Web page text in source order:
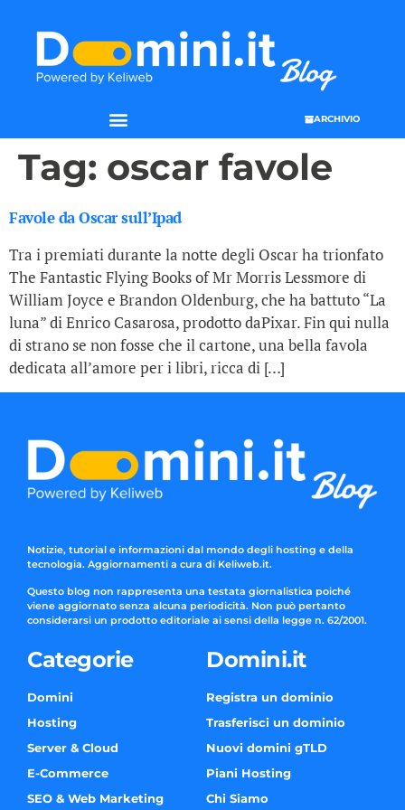
ARCHIVIO
Tag: oscar favole
Favole da Oscar sull’Ipad
Tra i premiati durante la notte degli Oscar ha trionfato
The Fantastic Flying Books of Mr Morris Lessmore di
William Joyce e Brandon Oldenburg, che ha battuto “La
luna” di Enrico Casarosa, prodotto daPixar. Fin qui nulla
di strano se non fosse che il cartone, una bella favola
dedicata all’amore per i libri, ricca di […]
Notizie, tutorial e informazioni dal mondo degli hosting e della
tecnologia. Aggiornamenti a cura di Keliweb.it.
Questo blog non rappresenta una testata giornalistica poiché
viene aggiornato senza alcuna periodicità. Non può pertanto
considerarsi un prodotto editoriale ai sensi della legge n. 62/2001.
Categorie
Domini
Hosting
Server & Cloud
E-Commerce
SEO & Web Marketing
Domini.it
Registra un dominio
Trasferisci un dominio
Nuovi domini gTLD
Piani Hosting
Chi Siamo